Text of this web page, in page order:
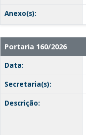
Anexo(s):
Portaria 160/2026
Data:
Secretaria(s):
Descrição: